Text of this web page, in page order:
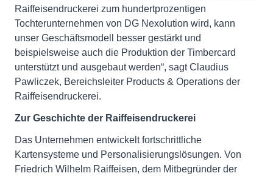
Raiffeisendruckerei zum hundertprozentigen
Tochterunternehmen von DG Nexolution wird, kann
unser Geschäftsmodell besser gestärkt und
beispielsweise auch die Produktion der Timbercard
unterstützt und ausgebaut werden“, sagt Claudius
Pawliczek, Bereichsleiter Products & Operations der
Raiffeisendruckerei.
Zur Geschichte der Raiffeisendruckerei
Das Unternehmen entwickelt fortschrittliche
Kartensysteme und Personalisierungslösungen. Von
Friedrich Wilhelm Raiffeisen, dem Mitbegründer der